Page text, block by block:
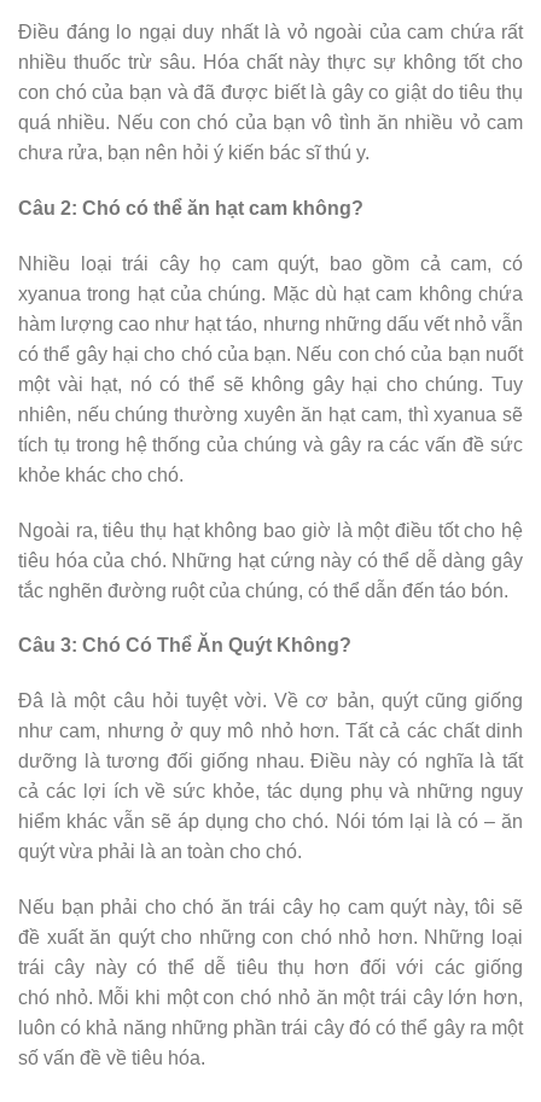
Điều đáng lo ngại duy nhất là vỏ ngoài của cam chứa rất
nhiều thuốc trừ sâu. Hóa chất này thực sự không tốt cho
con chó của bạn và đã được biết là gây co giật do tiêu thụ
quá nhiều. Nếu con chó của bạn vô tình ăn nhiều vỏ cam
chưa rửa, bạn nên hỏi ý kiến ​​bác sĩ thú y.
Câu 2: Chó có thể ăn hạt cam không?
Nhiều loại trái cây họ cam quýt, bao gồm cả cam, có
xyanua trong hạt của chúng. Mặc dù hạt cam không chứa
hàm lượng cao như hạt táo, nhưng những dấu vết nhỏ vẫn
có thể gây hại cho chó của bạn. Nếu con chó của bạn nuốt
một vài hạt, nó có thể sẽ không gây hại cho chúng. Tuy
nhiên, nếu chúng thường xuyên ăn hạt cam, thì xyanua sẽ
tích tụ trong hệ thống của chúng và gây ra các vấn đề sức
khỏe khác cho chó.
Ngoài ra, tiêu thụ hạt không bao giờ là một điều tốt cho hệ
tiêu hóa của chó. Những hạt cứng này có thể dễ dàng gây
tắc nghẽn đường ruột của chúng, có thể dẫn đến táo bón.
Câu 3: Chó Có Thể Ăn Quýt Không?
Đâ là một câu hỏi tuyệt vời. Về cơ bản, quýt cũng giống
như cam, nhưng ở quy mô nhỏ hơn. Tất cả các chất dinh
dưỡng là tương đối giống nhau. Điều này có nghĩa là tất
cả các lợi ích về sức khỏe, tác dụng phụ và những nguy
hiểm khác vẫn sẽ áp dụng cho chó. Nói tóm lại là có – ăn
quýt vừa phải là an toàn cho chó.
Nếu bạn phải cho chó ăn trái cây họ cam quýt này, tôi sẽ
đề xuất ăn quýt cho những con chó nhỏ hơn. Những loại
trái cây này có thể dễ tiêu thụ hơn đối với các giống
chó nhỏ. Mỗi khi một con chó nhỏ ăn một trái cây lớn hơn,
luôn có khả năng những phần trái cây đó có thể gây ra một
số vấn đề về tiêu hóa.